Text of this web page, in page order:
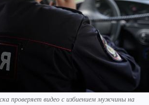
проверяет видео с избиением мужчины на